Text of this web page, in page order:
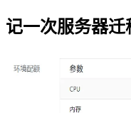
记一次服务器